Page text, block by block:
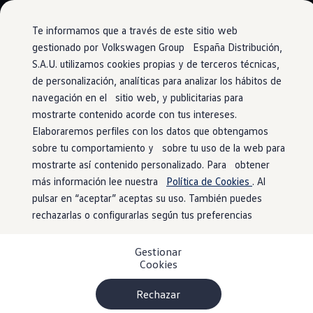
Te informamos que a través de este sitio web
gestionado por Volkswagen Group España Distribución,
S.A.U. utilizamos cookies propias y de terceros técnicas,
de personalización, analíticas para analizar los hábitos de
navegación en el sitio web, y publicitarias para
mostrarte contenido acorde con tus intereses.
Elaboraremos perfiles con los datos que obtengamos
sobre tu comportamiento y sobre tu uso de la web para
mostrarte así contenido personalizado. Para obtener
más información lee nuestra Política de Cookies . Al
pulsar en “aceptar” aceptas su uso. También puedes
rechazarlas o configurarlas según tus preferencias
Rechazar
Gestionar
Cookies
Ir
directamente
al contenido
Ir
directamente
al pie de
página
ComercialesConoce todos los modelos
Configura todos los modelos
Ver todos los modelos
Ver todos los modelos
Volkswagen Carrozados
Campers
Ofertas y stock
Ofertas para profesionales
Volkswagen nuevo en stock
Volkswagen de ocasión en stock
Ofertas para particulares
Volkswagen nuevo en stock
Volkswagen de ocasión
Eléctricos e híbridos
Simulador de autonomía
Simulador de carga
Ventajas para profesionales
Ventajas para particulares
Profesionales
My Leasing
Si mi furgo no puede
repararse en el lugar
del accidente, ¿el
en carretera incluye el
traslado al taller?